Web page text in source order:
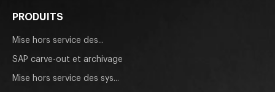
PRODUITS
Mise hors service des...
SAP carve-out et archivage
Mise hors service des sys...